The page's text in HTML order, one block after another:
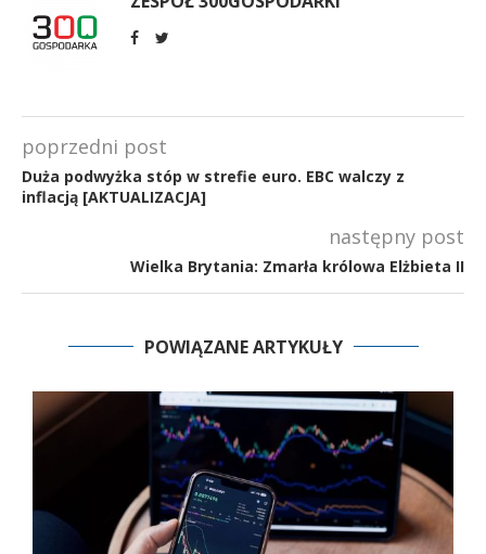
poprzedni post
Duża podwyżka stóp w strefie euro. EBC walczy z
inflacją [AKTUALIZACJA]
następny post
Wielka Brytania: Zmarła królowa Elżbieta II
POWIĄZANE ARTYKUŁY